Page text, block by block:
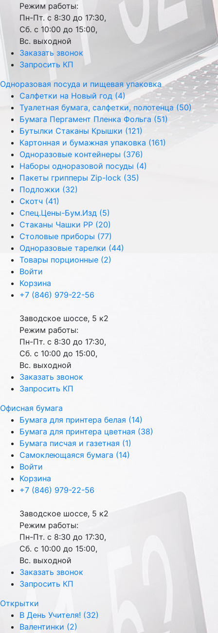
Режим работы:
Пн-Пт. с 8:30 до 17:30,
Сб. с 10:00 до 15:00,
Вс. выходной
Заказать звонок
Запросить КП
Одноразовая посуда и пищевая упаковка
Салфетки на Новый год (4)
Туалетная бумага, салфетки, полотенца (50)
Бумага Пергамент Пленка Фольга (51)
Бутылки Стаканы Крышки (121)
Картонная и бумажная упаковка (161)
Одноразовые контейнеры (376)
Наборы одноразовой посуды (4)
Пакеты грипперы Zip-lock (35)
Подложки (32)
Скотч (41)
Спец.Цены-Бум.Изд (5)
Стаканы Чашки РР (20)
Столовые приборы (77)
Одноразовые тарелки (44)
Товары порционные (2)
Войти
Корзина
+7 (846) 979-22-56
Заводское шоссе, 5 к2
Режим работы:
Пн-Пт. с 8:30 до 17:30,
Сб. с 10:00 до 15:00,
Вс. выходной
Заказать звонок
Запросить КП
Офисная бумага
Бумага для принтера белая (14)
Бумага для принтера цветная (38)
Бумага писчая и газетная (1)
Самоклеющаяся бумага (14)
Войти
Корзина
+7 (846) 979-22-56
Заводское шоссе, 5 к2
Режим работы:
Пн-Пт. с 8:30 до 17:30,
Сб. с 10:00 до 15:00,
Вс. выходной
Заказать звонок
Запросить КП
Открытки
В День Учителя! (32)
Валентинки (2)